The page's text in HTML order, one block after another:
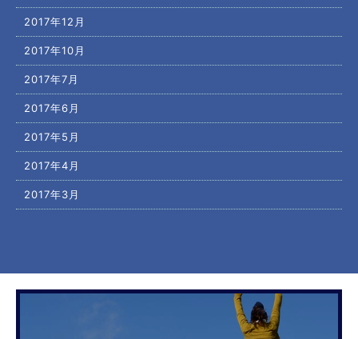
2017年12月
2017年10月
2017年7月
2017年6月
2017年5月
2017年4月
2017年3月